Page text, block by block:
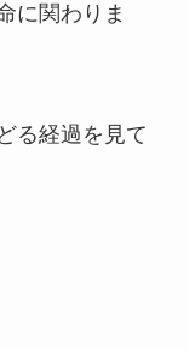
に関わりま
る経過を見て